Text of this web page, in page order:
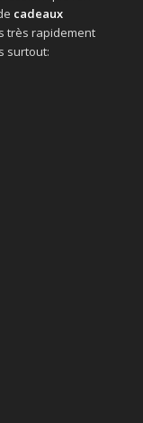
cadeaux
très rapidement
surtout: